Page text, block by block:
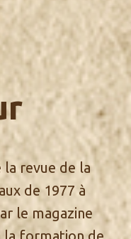
revue de la
de 1977 à
le magazine